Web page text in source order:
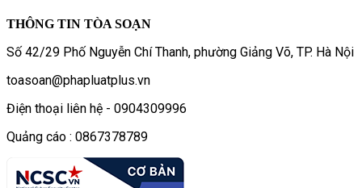
THÔNG TIN TÒA SOẠN
Số 42/29 Phố Nguyễn Chí Thanh, phường Giảng Võ, TP. Hà Nội
toasoan@phapluatplus.vn
Điện thoại liên hệ - 0904309996
Quảng cáo : 0867378789